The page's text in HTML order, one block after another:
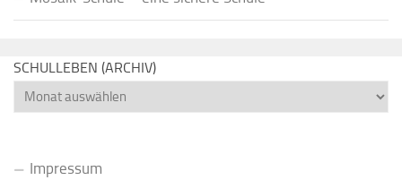
SCHULLEBEN (ARCHIV)
Schulleben
(Archiv)
Impressum